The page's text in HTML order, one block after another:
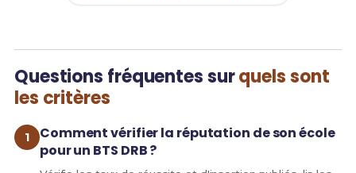
Questions fréquentes surquels sont
les critères
Comment vérifier la réputation de son école
pour un BTS DRB ?